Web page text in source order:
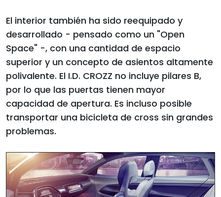
El interior también ha sido reequipado y
desarrollado - pensado como un "Open
Space" -, con una cantidad de espacio
superior y un concepto de asientos altamente
polivalente. El I.D. CROZZ no incluye pilares B,
por lo que las puertas tienen mayor
capacidad de apertura. Es incluso posible
transportar una bicicleta de cross sin grandes
problemas.